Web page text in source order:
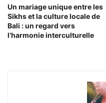
Un mariage unique entre les
Sikhs et la culture locale de
Bali : un regard vers
l’harmonie interculturelle